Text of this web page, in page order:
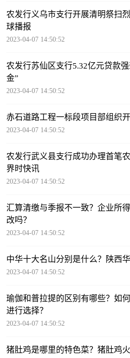
农发行义乌市支行开展清明祭扫
球播报
2023-04-07 14:50:52
农发行苏仙区支行5.32亿元贷款
金”
2023-04-07 14:50:52
赤石道路工程一标段项目部组织
2023-04-07 14:50:52
农发行武义县支行成功办理首笔
界时快讯
2023-04-07 14:50:52
汇算清缴与季报不一致？企业所
改吗？
2023-04-07 14:50:52
中华十大名山分别是什么？陕西
2023-04-07 14:50:52
瑜伽和普拉提的区别有哪些？如
进行选择？
2023-04-07 14:50:52
猪肚鸡是哪里的特色菜？猪肚鸡